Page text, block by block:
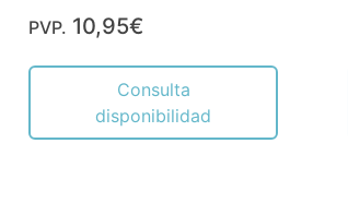
PVP. 10,95€
Consulta
disponibilidad